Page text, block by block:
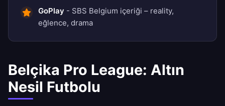
GoPlay - SBS Belgium içeriği – reality,
eğlence, drama
Belçika Pro League: Altın
Nesil Futbolu